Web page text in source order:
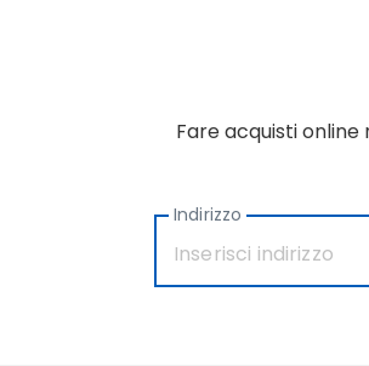
Fare acquisti
Indirizzo